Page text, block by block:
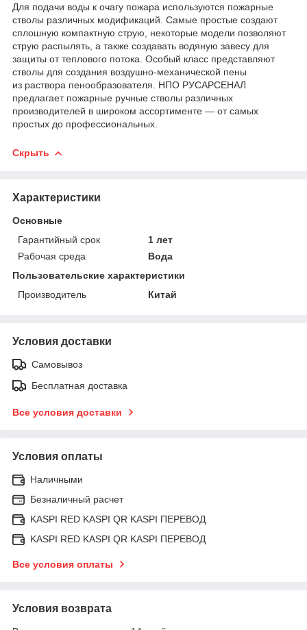
Для подачи воды к очагу пожара используются пожарные
стволы различных модификаций. Самые простые создают
сплошную компактную струю, некоторые модели позволяют
струю распылять, а также создавать водяную завесу для
защиты от теплового потока. Особый класс представляют
стволы для создания воздушно-механической пены
из раствора пенообразователя. НПО РУСАРСЕНАЛ
предлагает пожарные ручные стволы различных
производителей в широком ассортименте — от самых
простых до профессиональных.
Скрыть
Характеристики
Основные
Гарантийный срок
1 лет
Рабочая среда
Вода
Пользовательские характеристики
Производитель
Китай
Условия доставки
Самовывоз
Бесплатная доставка
Все условия доставки
Условия оплаты
Наличными
Безналичный расчет
KASPI RED KASPI QR KASPI ПЕРЕВОД
KASPI RED KASPI QR KASPI ПЕРЕВОД
Все условия оплаты
Условия возврата